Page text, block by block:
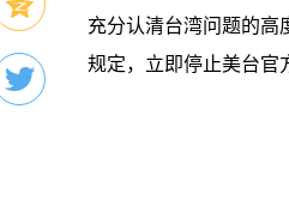
充分认清台湾问题的高
规定，立即停止美台官